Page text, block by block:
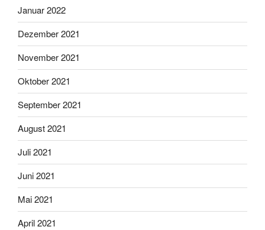
Januar 2022
Dezember 2021
November 2021
Oktober 2021
September 2021
August 2021
Juli 2021
Juni 2021
Mai 2021
April 2021